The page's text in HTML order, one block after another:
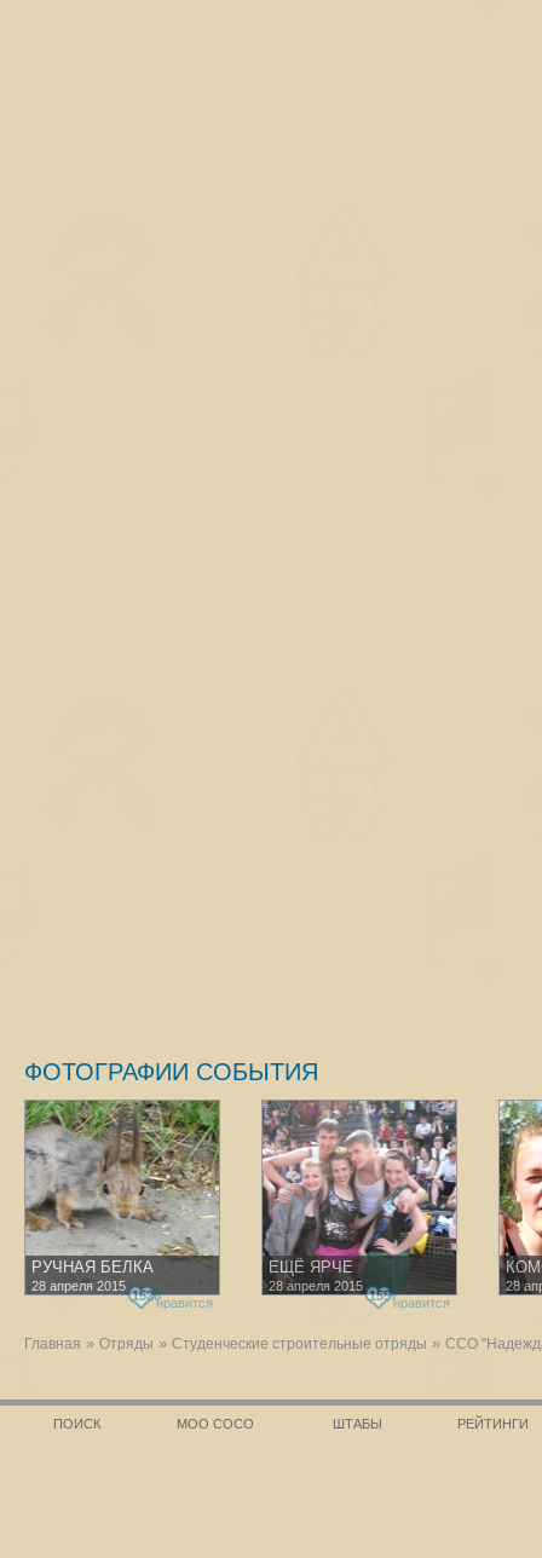
ФОТОГРАФИИ СОБЫТИЯ
РУЧНАЯ БЕЛКА
28 апреля 2015
1526нравится
ЕЩЁ ЯРЧЕ
28 апреля 2015
1557нравится
28
Главная » Отряды » Студенческие строительные отряды » ССО
ПОИСК МОО СОСО ШТАБЫ РЕЙТИНГИ